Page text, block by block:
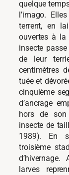
quelque
l’imago.
terrent, en
ouvertes à la
insecte
de leur
centimètres
tuée et
cinquième
d’ancrage
hors de son
insecte de
1989). En
troisième
larves